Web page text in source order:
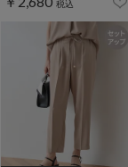
税込